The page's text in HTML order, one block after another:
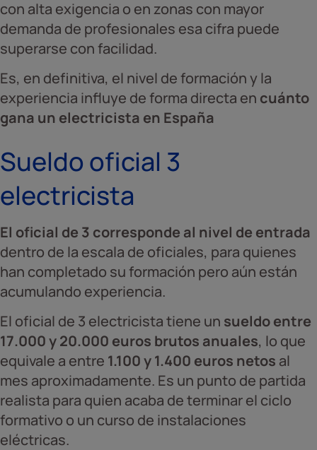
con alta exigencia o en zonas con mayor
demanda de profesionales esa cifra puede
superarse con facilidad.
Es, en definitiva, el nivel de formación y la
experiencia influye de forma directa en cuánto
gana un electricista en España
Sueldo oficial 3
electricista
El oficial de 3 corresponde al nivel de entrada
dentro de la escala de oficiales, para quienes
han completado su formación pero aún están
acumulando experiencia.
El oficial de 3 electricista tiene un sueldo entre
17.000 y 20.000 euros brutos anuales, lo que
equivale a entre 1.100 y 1.400 euros netos al
mes aproximadamente. Es un punto de partida
realista para quien acaba de terminar el ciclo
formativo o un curso de instalaciones
eléctricas.